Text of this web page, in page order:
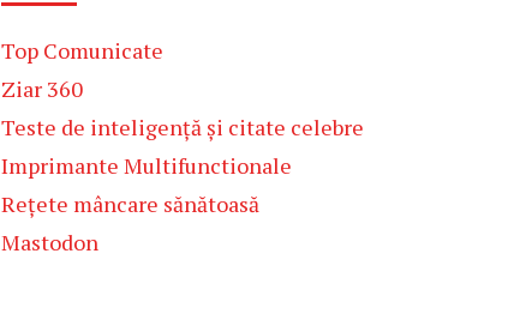
Top Comunicate
Ziar 360
Teste de inteligență și citate celebre
Imprimante Multifunctionale
Rețete mâncare sănătoasă
Mastodon